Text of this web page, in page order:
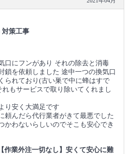
対策工事
口にフンがあり それの除去と消毒
鎖を依頼しました 途中一つの換気口
られており(古い巣で中に蜂はすで
もサービスで取り除いてくれまし
り安く大満足です
頼んだら代行業者がきて最悪でした
かわないらしいのでそこも安心でき
【作業外注一切なし】安くて安心に難